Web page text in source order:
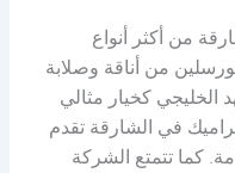
من أكثر أنواع
من أناقة وصلابة
الخليجي كخيار مثالي
في الشارقة تقدم
كما تتمتع الشركة